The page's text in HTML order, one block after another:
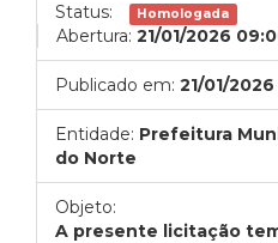
Status: Homologada
Abertura: 21/01/2026
Publicado em: 21/01/2026
Entidade: Prefeitura
do Norte
Objeto:
A presente licitação